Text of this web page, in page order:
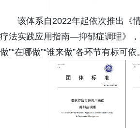
该体系自2022年起依次推出《
疗法实践应用指南—抑郁症调理》
做”“在哪做”“谁来做”各环节有标可依。